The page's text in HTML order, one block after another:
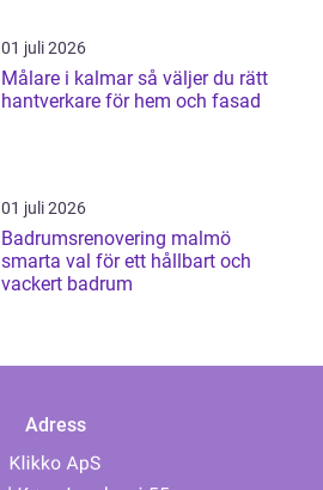
01 juli 2026
Målare i kalmar så väljer du rätt
hantverkare för hem och fasad
01 juli 2026
Badrumsrenovering malmö
smarta val för ett hållbart och
vackert badrum
Adress